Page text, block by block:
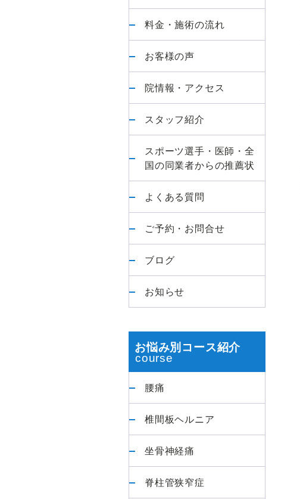
【腰・
節】
上
料金・施術の流れ
お客様の声
院情報・アクセス
スタッフ紹介
スポーツ選手・医師・全
国の同業者からの推薦状
よくある質問
ご予約・お問合せ
ブログ
お知らせ
お悩み別コース紹介
腰痛
椎間板ヘルニア
坐骨神経痛
脊柱管狭窄症